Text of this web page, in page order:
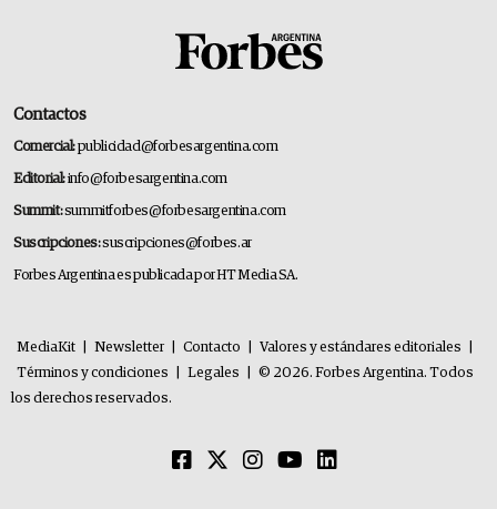
Contactos
Comercial:publicidad@forbesargentina.com
Editorial:info@forbesargentina.com
Summit:summitforbes@forbesargentina.com
Suscripciones:suscripciones@forbes.ar
Forbes Argentina es publicada por HT Media SA.
MediaKit Newsletter Contacto Valores y estándares editoriales
Términos y condiciones
Legales
© 2026. Forbes Argentina. Todos
los derechos reservados.